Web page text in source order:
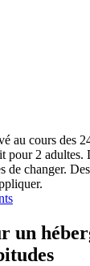
au cours des
pour 2 adultes.
de changer.
un